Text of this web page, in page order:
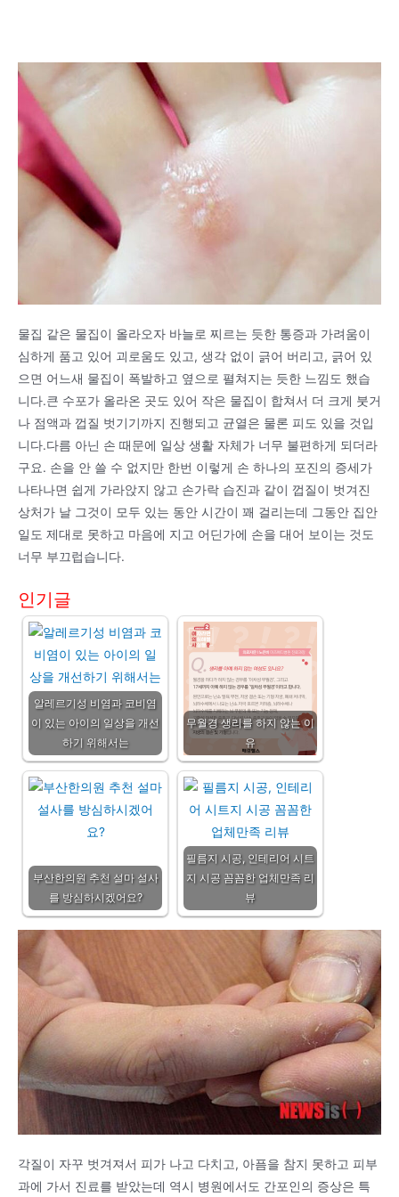
물집 같은 물집이 올라오자 바늘로 찌르는 듯한 통증과 가려움이
심하게 품고 있어 괴로움도 있고, 생각 없이 긁어 버리고, 긁어 있
으면 어느새 물집이 폭발하고 옆으로 펼쳐지는 듯한 느낌도 했습
니다.큰 수포가 올라온 곳도 있어 작은 물집이 합쳐서 더 크게 붓거
나 점액과 껍질 벗기기까지 진행되고 균열은 물론 피도 있을 것입
니다.다름 아닌 손 때문에 일상 생활 자체가 너무 불편하게 되더라
구요. 손을 안 쓸 수 없지만 한번 이렇게 손 하나의 포진의 증세가
나타나면 쉽게 가라앉지 않고 손가락 습진과 같이 껍질이 벗겨진
상처가 날 그것이 모두 있는 동안 시간이 꽤 걸리는데 그동안 집안
일도 제대로 못하고 마음에 지고 어딘가에 손을 대어 보이는 것도
너무 부끄럽습니다.
인기글
알레르기성 비염과 코비염
이 있는 아이의 일상을 개선
하기 위해서는
무월경 생리를 하지 않는 이
유
부산한의원 추천 설마 설사
를 방심하시겠어요?
필름지 시공, 인테리어 시트
지 시공 꼼꼼한 업체만족 리
뷰
각질이 자꾸 벗겨져서 피가 나고 다치고, 아픔을 참지 못하고 피부
과에 가서 진료를 받았는데 역시 병원에서도 간포인의 증상은 특